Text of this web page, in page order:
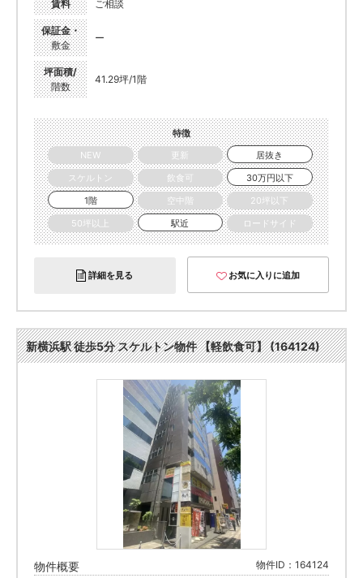
賃料 ご相談
保証金・
敷金
ー
坪面積/
階数
41.29坪/1階
特徴
NEW
更新
居抜き
スケルトン
飲食可
30万円以下
1階
空中階
20坪以下
50坪以上
駅近 ロードサイド
詳細を見る お気に入りに追加
新横浜駅 徒歩5分 スケルトン物件 【軽飲食可】 (164124)
物件概要 物件ID：164124